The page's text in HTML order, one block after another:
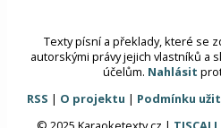
Texty písní a překlady, které se
autorskými právy jejich vlastníků a
účelům. Nahlásit
RSS | O projektu | Podmínku